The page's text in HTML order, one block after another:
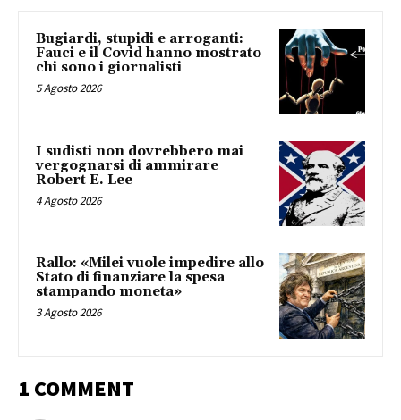
Bugiardi, stupidi e arroganti:
Fauci e il Covid hanno mostrato
chi sono i giornalisti
5 Agosto 2026
I sudisti non dovrebbero mai
vergognarsi di ammirare
Robert E. Lee
4 Agosto 2026
Rallo: «Milei vuole impedire allo
Stato di finanziare la spesa
stampando moneta»
3 Agosto 2026
1 COMMENT